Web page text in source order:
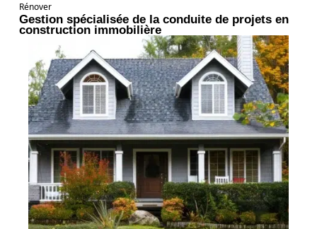
Rénover
Gestion spécialisée de la conduite de projets en
construction immobilière